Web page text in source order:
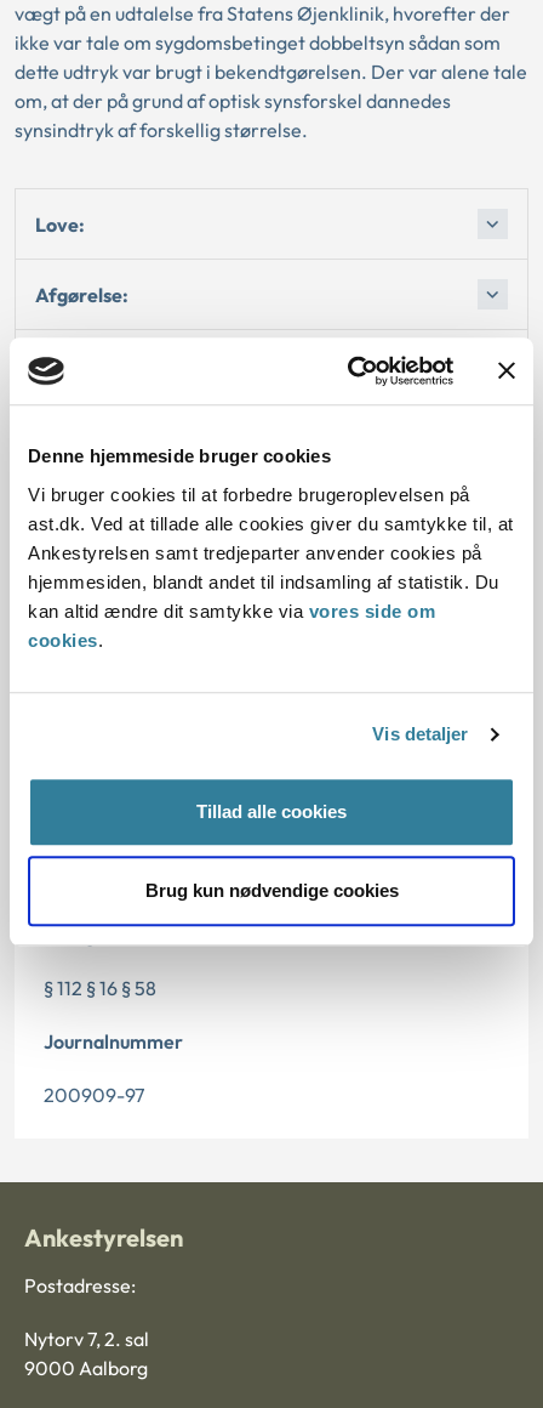
Denne hjemmeside bruger cookies
Vi bruger cookies til at forbedre brugeroplevelsen på
ast.dk. Ved at tillade alle cookies giver du samtykke til, at
Ankestyrelsen samt tredjeparter anvender cookies på
hjemmesiden, blandt andet til indsamling af statistik. Du
kan altid ændre dit samtykke via vores side om
cookies.
Vis detaljer
Tillad alle cookies
Brug kun nødvendige cookies
vægt på en udtalelse fra Statens Øjenklinik, hvorefter der
ikke var tale om sygdomsbetinget dobbeltsyn sådan som
dette udtryk var brugt i bekendtgørelsen. Der var alene tale
om, at der på grund af optisk synsforskel dannedes
synsindtryk af forskellig størrelse.
Love:
Afgørelse:
Afgørelse:
Afgørelse:
Dato for underskrift
15.09.1998
Denne principafgørelse er kasseret den 14. august
2019, da den ikke længere har vejledningsværdi.
Paragraf
§ 112 § 16 § 58
Journalnummer
200909-97
Ankestyrelsen
Postadresse:
Nytorv 7, 2. sal
9000 Aalborg